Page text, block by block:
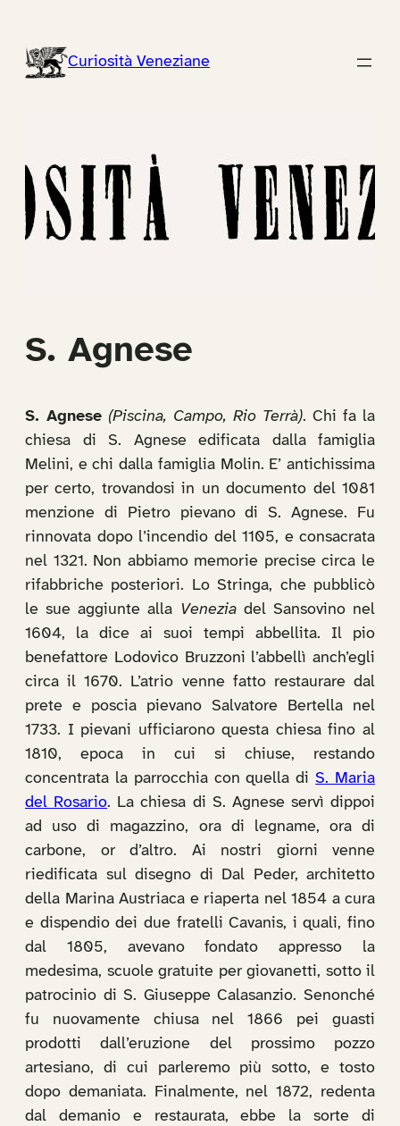
contenutoCuriosità Veneziane
S. Agnese
S. Agnese (Piscina, Campo, Rio Terrà). Chi fa la
chiesa di S. Agnese edificata dalla famiglia
Melini, e chi dalla famiglia Molin. E’ antichissima
per certo, trovandosi in un documento del 1081
menzione di Pietro pievano di S. Agnese. Fu
rinnovata dopo l’incendio del 1105, e consacrata
nel 1321. Non abbiamo memorie precise circa le
rifabbriche posteriori. Lo Stringa, che pubblicò
le sue aggiunte alla Veneziadel Sansovino nel
1604, la dice ai suoi tempi abbellita. Il pio
benefattore Lodovico Bruzzoni l’abbellì anch’egli
circa il 1670. L’atrio venne fatto restaurare dal
prete e poscia pievano Salvatore Bertella nel
1733. I pievani ufficiarono questa chiesa fino al
1810, epoca in cui si chiuse, restando
concentrata la parrocchia con quella diS. Maria
del Rosario. La chiesa di S. Agnese servì dippoi
ad uso di magazzino, ora di legname, ora di
carbone, or d’altro. Ai nostri giorni venne
riedificata sul disegno di Dal Peder, architetto
della Marina Austriaca e riaperta nel 1854 a cura
e dispendio dei due fratelli Cavanis, i quali, fino
dal 1805, avevano fondato appresso la
medesima, scuole gratuite per giovanetti, sotto il
patrocinio di S. Giuseppe Calasanzio. Senonché
fu nuovamente chiusa nel 1866 pei guasti
prodotti dall’eruzione del prossimo pozzo
artesiano, di cui parleremo più sotto, e tosto
dopo demaniata. Finalmente, nel 1872, redenta
dal demanio e restaurata, ebbe la sorte di